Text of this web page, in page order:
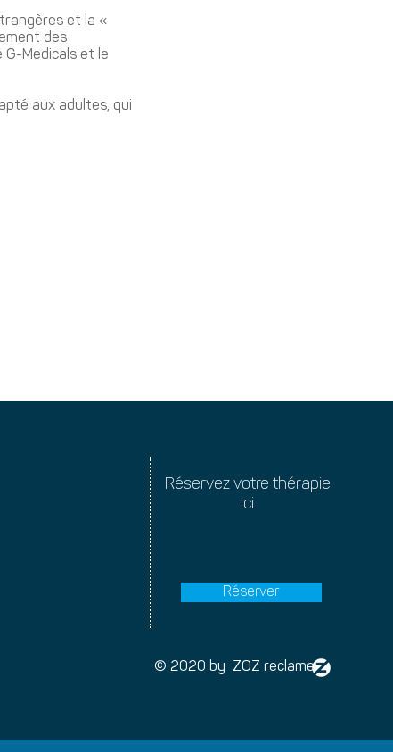
et la «
des
G-Medicals et le
aux adultes, qui
Réservez votre thérapie
ici
Réserver
© 2020 by ZOZ reclame